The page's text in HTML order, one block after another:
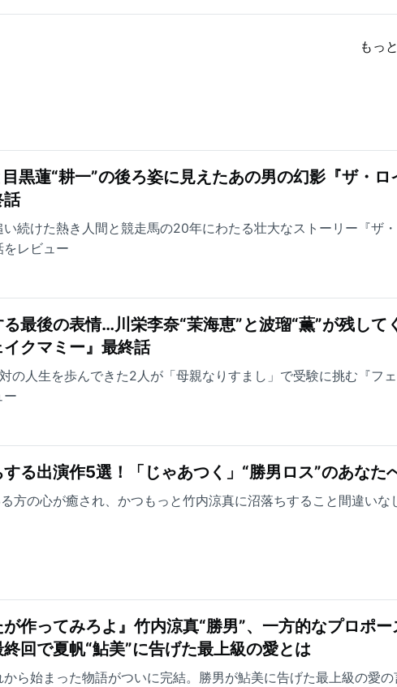
もっ
黒蓮“耕一”の後ろ姿に見えたあの男の幻影『ザ・ロ
話
続けた熱き人間と競走馬の20年にわたる壮大なストーリー『ザ
レビュー
最後の表情…川栄李奈“茉海恵”と波瑠“薫”が残して
クマミー』最終話
の人生を歩んできた2人が「母親なりすまし」で受験に挑む『フ
ー
る出演作5選！「じゃあつく」“勝男ロス”のあなた
方の心が癒され、かつもっと竹内涼真に沼落ちすること間違いな
が作ってみろよ』竹内涼真“勝男”、一方的なプロポー
回で夏帆“鮎美”に告げた最上級の愛とは
ら始まった物語がついに完結。勝男が鮎美に告げた最上級の愛の